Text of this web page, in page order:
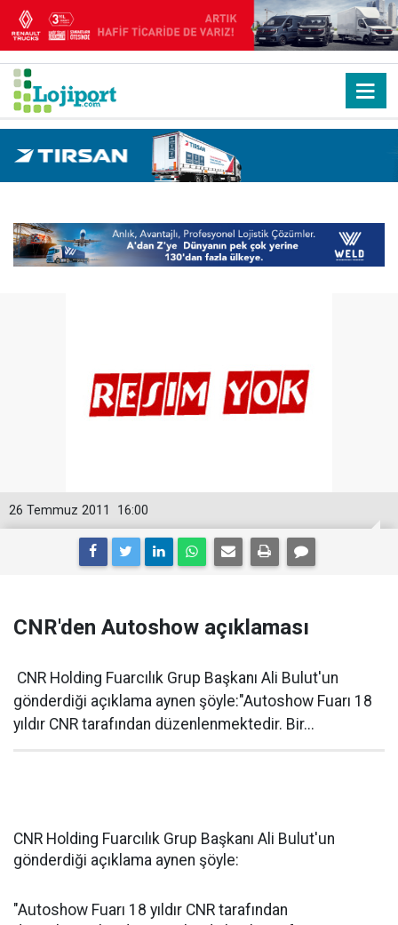
16:00
26 Temmuz 2011
CNR'den Autoshow açıklaması
CNR Holding Fuarcılık Grup Başkanı Ali Bulut'un
gönderdiği açıklama aynen şöyle:"Autoshow Fuarı 18
yıldır CNR tarafından düzenlenmektedir. Bir...
CNR Holding Fuarcılık Grup Başkanı Ali Bulut'un
gönderdiği açıklama aynen şöyle:
"Autoshow Fuarı 18 yıldır CNR tarafından